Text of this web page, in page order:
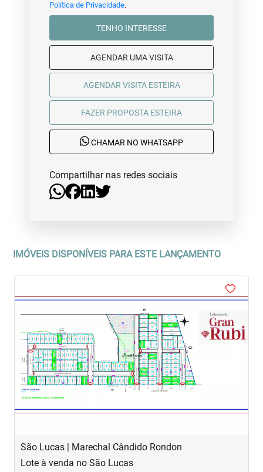
Política de Privacidade.
TENHO INTERESSE
AGENDAR UMA VISITA
AGENDAR VISITA ESTEIRA
FAZER PROPOSTA ESTEIRA
CHAMAR NO WHATSAPP
Compartilhar nas redes sociais
IMÓVEIS DISPONÍVEIS PARA ESTE LANÇAMENTO
‹Previous
São Lucas | Marechal Cândido Rondon
Lote à venda no São Lucas